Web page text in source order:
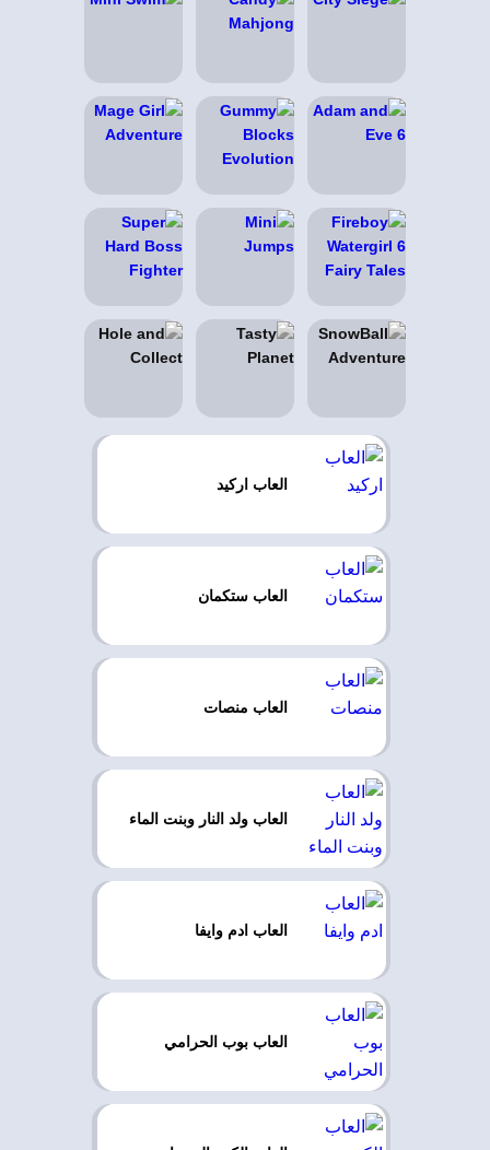
العاب اركيد
العاب ستكمان
العاب منصات
العاب ولد النار وبنت الماء
العاب ادم وايفا
العاب بوب الحرامي